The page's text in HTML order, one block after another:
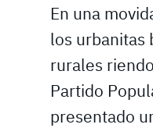
En una
los urbanitas
rurales
Partido
presentado